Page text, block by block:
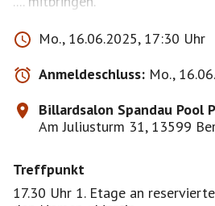
Mein Spieleschrank ist gut
Wünsche äußern oder selbst
Doppelkopf u. Schach
Bitte um eine Notiz auf die
Spiel nicht auch einpacke !
Mein Vorschlag ist :
können nach Absprache auch
Und dann habe ich noch einen
Mo., 16.06.2025, 17:30 Uhr
Anmeldeschluss: Mo.,
Billardsalon Spandau Pool
Am Juliusturm 31, 13599
Treffpunkt
17.30 Uhr 1. Etage an